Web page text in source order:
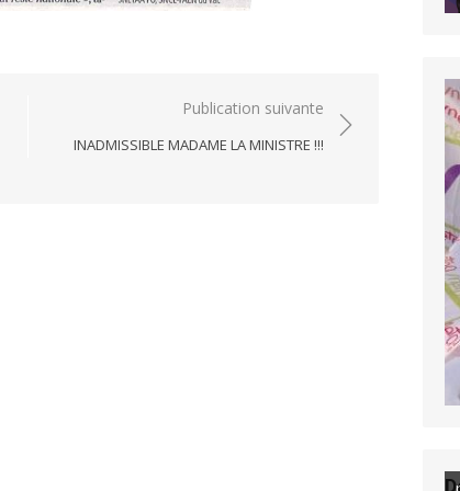
Publication suivante
INADMISSIBLE MADAME LA MINISTRE !!!